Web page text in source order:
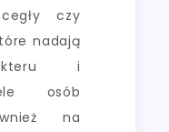
czy
nadają
i
osób
na